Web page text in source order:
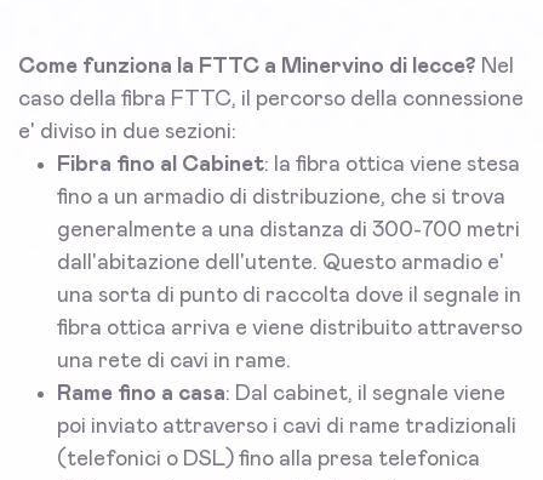
Come funziona la FTTC a Minervino di lecce? Nel
caso della fibra FTTC, il percorso della connessione
e' diviso in due sezioni:
Fibra fino al Cabinet: la fibra ottica viene stesa
fino a un armadio di distribuzione, che si trova
generalmente a una distanza di 300-700 metri
dall'abitazione dell'utente. Questo armadio e'
una sorta di punto di raccolta dove il segnale in
fibra ottica arriva e viene distribuito attraverso
una rete di cavi in rame.
Rame fino a casa: Dal cabinet, il segnale viene
poi inviato attraverso i cavi di rame tradizionali
(telefonici o DSL) fino alla presa telefonica